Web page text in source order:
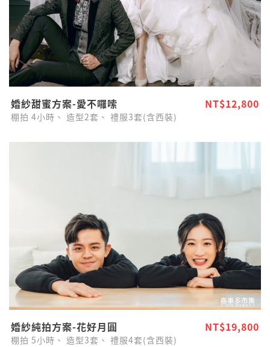
婚紗甜蜜方案-愛不囉嗦 NT$12,800
棚拍 4小時、 造型2套、 禮服3套(含西裝)
婚紗純拍方案-花好月圓 NT$19,800
棚拍 5小時、 造型3套、 禮服4套(含西裝)